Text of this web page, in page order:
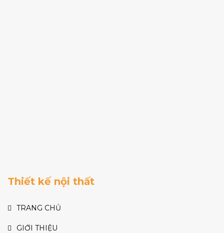
Thiết kế nội thất
TRANG CHỦ
GIỚI THIỆU